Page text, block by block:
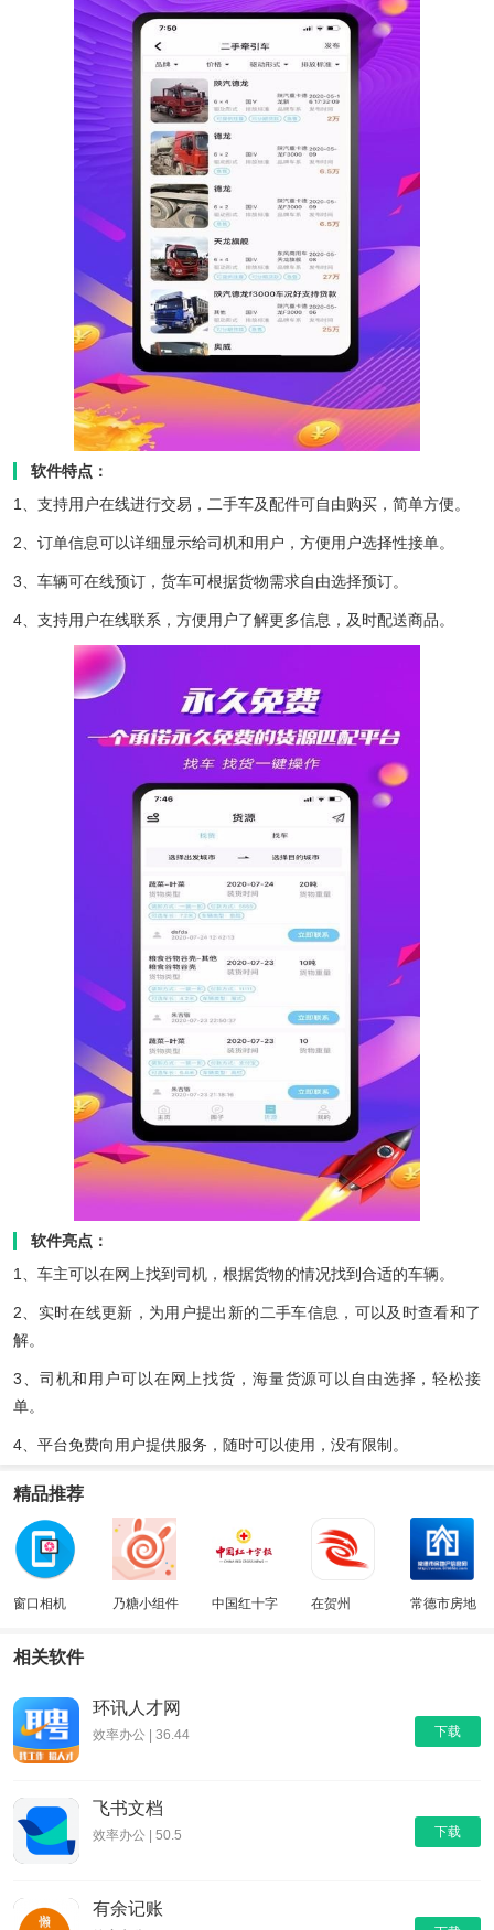
软件特点：
1、支持用户在线进行交易，二手车及配件可自由购买，简单方便。
2、订单信息可以详细显示给司机和用户，方便用户选择性接单。
3、车辆可在线预订，货车可根据货物需求自由选择预订。
4、支持用户在线联系，方便用户了解更多信息，及时配送商品。
软件亮点：
1、车主可以在网上找到司机，根据货物的情况找到合适的车辆。
2、实时在线更新，为用户提出新的二手车信息，可以及时查看和了
解。
3、司机和用户可以在网上找货，海量货源可以自由选择，轻松接
单。
4、平台免费向用户提供服务，随时可以使用，没有限制。
精品推荐
窗口相机 乃糖小组件
中国红十字
在贺州
常德市房地
相关软件
下载
环讯人才网
效率办公 | 36.44
下载
飞书文档
效率办公 | 50.5
有余记账